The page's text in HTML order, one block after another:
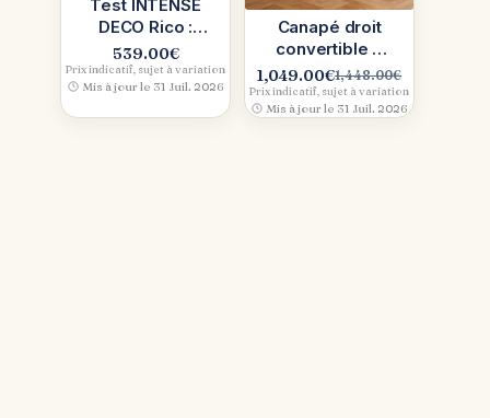
Test INTENSE
DECO Rico :
canapé d’angle
convertible
réversible 5
places
539.00€
Prix indicatif, sujet à variation
Mis à jour le 31 Juil. 2026
Canapé droit
convertible 4
places Kimo
(Jaune),
mousse 100 %
1,448.00€
Le
prix
initial
1,049.00€Le
prix
actuel
Prix indicatif, sujet à variation
Mis à jour le 31 Juil. 2026